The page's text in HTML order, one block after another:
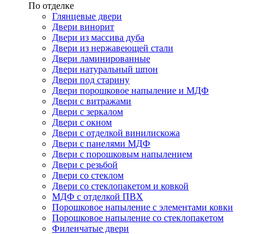
По отделке
Глянцевые двери
Двери винорит
Двери из массива дуба
Двери из нержавеющей стали
Двери ламинированные
Двери натуральный шпон
Двери под старину
Двери порошковое напыление и МДФ
Двери с витражами
Двери с зеркалом
Двери с окном
Двери с отделкой винилискожа
Двери с панелями МДФ
Двери с порошковым напылением
Двери с резьбой
Двери со стеклом
Двери со стеклопакетом и ковкой
МДФ с отделкой ПВХ
Порошковое напыление с элементами ковки
Порошковое напыление со стеклопакетом
Филенчатые двери